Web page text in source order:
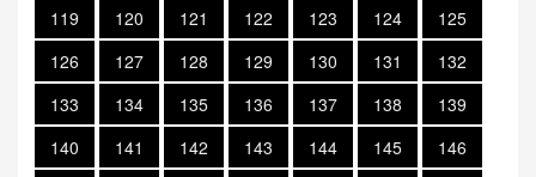
119
120 121 122 123 124
125
126
127 128 129 130 131
132
133
134 135 136 137 138
139
140
141 142 143 144 145
146